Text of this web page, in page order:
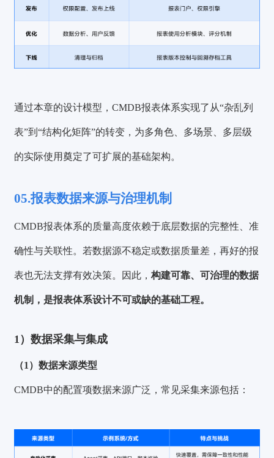
通过本章的设计模型，CMDB报表体系实现了从“杂乱列
表”到“结构化矩阵”的转变，为多角色、多场景、多层级
的实际使用奠定了可扩展的基础架构。
05.报表数据来源与治理机制
CMDB报表体系的质量高度依赖于底层数据的完整性、准
确性与关联性。若数据源不稳定或数据质量差，再好的报
表也无法支撑有效决策。因此，构建可靠、可治理的数据
机制，是报表体系设计不可或缺的基础工程。
1）数据采集与集成
（1）数据来源类型
CMDB中的配置项数据来源广泛，常见采集来源包括：